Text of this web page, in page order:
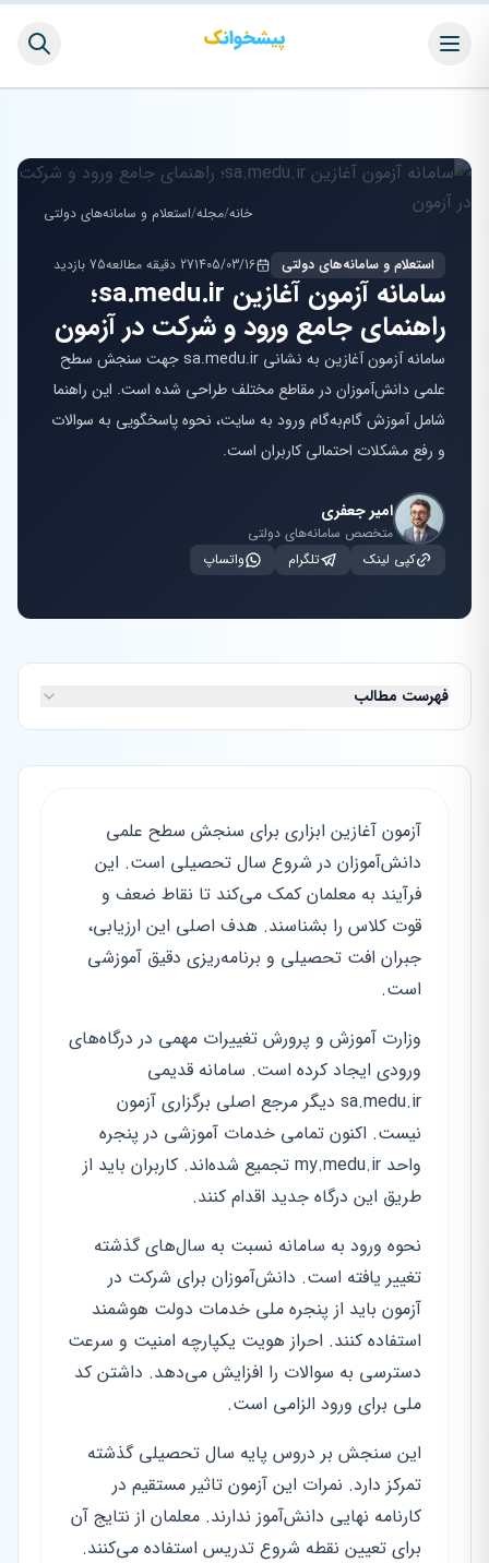
خانه/مجله/استعلام و سامانه‌های دولتی
استعلام و سامانه‌های دولتی 1405/03/1627 دقیقه مطالعه 75 بازدید
سامانه آزمون آغازین sa.medu.ir؛
راهنمای جامع ورود و شرکت در آزمون
سامانه آزمون آغازین به نشانی sa.medu.ir جهت سنجش سطح
علمی دانش‌آموزان در مقاطع مختلف طراحی شده است. این راهنما
شامل آموزش گام‌به‌گام ورود به سایت، نحوه پاسخگویی به سوالات
و رفع مشکلات احتمالی کاربران است.
امیر جعفری
متخصص سامانه‌های دولتی
کپی لینک
تلگرام واتساپ
فهرست مطالب
آزمون آغازین ابزاری برای سنجش سطح علمی
دانش‌آموزان در شروع سال تحصیلی است. این
فرآیند به معلمان کمک می‌کند تا نقاط ضعف و
قوت کلاس را بشناسند. هدف اصلی این ارزیابی،
جبران افت تحصیلی و برنامه‌ریزی دقیق آموزشی
است.
وزارت آموزش و پرورش تغییرات مهمی در درگاه‌های
ورودی ایجاد کرده است. سامانه قدیمی
sa.medu.ir دیگر مرجع اصلی برگزاری آزمون
نیست. اکنون تمامی خدمات آموزشی در پنجره
واحد my.medu.ir تجمیع شده‌اند. کاربران باید از
طریق این درگاه جدید اقدام کنند.
نحوه ورود به سامانه نسبت به سال‌های گذشته
تغییر یافته است. دانش‌آموزان برای شرکت در
آزمون باید از پنجره ملی خدمات دولت هوشمند
استفاده کنند. احراز هویت یکپارچه امنیت و سرعت
دسترسی به سوالات را افزایش می‌دهد. داشتن کد
ملی برای ورود الزامی است.
این سنجش بر دروس پایه سال تحصیلی گذشته
تمرکز دارد. نمرات این آزمون تاثیر مستقیم در
کارنامه نهایی دانش‌آموز ندارند. معلمان از نتایج آن
برای تعیین نقطه شروع تدریس استفاده می‌کنند.